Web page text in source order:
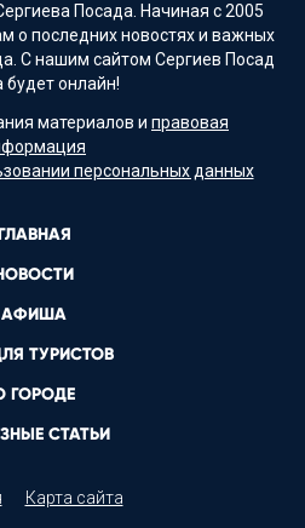
Посада. Начиная с 2005
о последних новостях и важных
С нашим сайтом Сергиев Посад
будет онлайн!
материалов и правовая
персональных данных
АФИША
ТУРИСТОВ
ГОРОДЕ
СТАТЬИ
Карта сайта